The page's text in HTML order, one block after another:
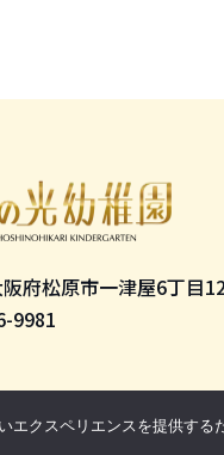
府松原市一津屋6丁目
9981
HIKARI. All Rights
エクスペリエンスを提供す